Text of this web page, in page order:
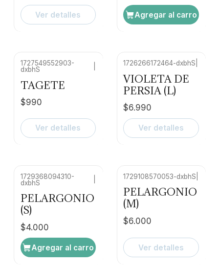
Ver detalles Agregar al carro
No disponible
1727549552903-
dxbhS
TAGETE
$990
Ver detalles
1726266172464-dxbhS
VIOLETA DE
PERSIA (L)
$6.990
Ver detalles
1729368094310-
dxbhS
PELARGONIO
(S)
$4.000
Agregar al carro
1729108570053-dxbhS
PELARGONIO
(M)
$6.000
Ver detalles